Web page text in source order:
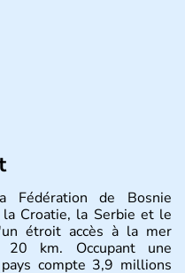
Fédération de Bosnie
Croatie, la Serbie et le
étroit accès à la mer
km. Occupant une
compte 3,9 millions